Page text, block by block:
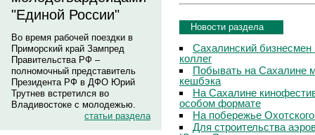
"Единой России"
Во время рабочей поездки в
Приморский край Зампред
Правительства РФ –
полномочный представитель
Президента РФ в ДФО Юрий
Трутнев встретился во
Владивостоке с молодежью.
статьи раздела
Новости раздела
Сахалинский бизнесмен
коллег
Побывать на Сахалине
кешбэка
На Сахалине
особом формате
На побережье
Для строительства